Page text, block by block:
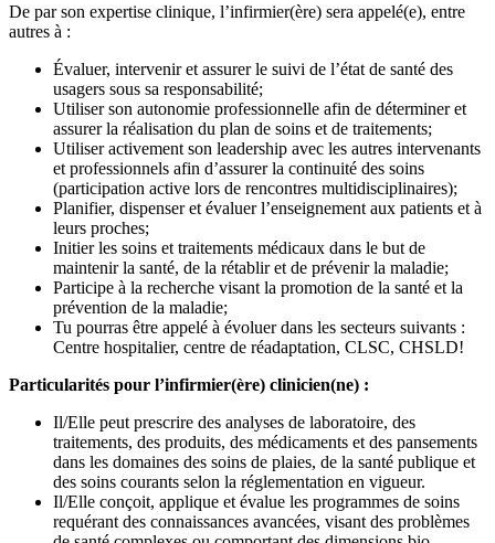
De par son expertise clinique, l’infirmier(ère) sera appelé(e), entre
autres à :
Évaluer, intervenir et assurer le suivi de l’état de santé des
usagers sous sa responsabilité;
Utiliser son autonomie professionnelle afin de déterminer et
assurer la réalisation du plan de soins et de traitements;
Utiliser activement son leadership avec les autres intervenants
et professionnels afin d’assurer la continuité des soins
(participation active lors de rencontres multidisciplinaires);
Planifier, dispenser et évaluer l’enseignement aux patients et à
leurs proches;
Initier les soins et traitements médicaux dans le but de
maintenir la santé, de la rétablir et de prévenir la maladie;
Participe à la recherche visant la promotion de la santé et la
prévention de la maladie;
Tu pourras être appelé à évoluer dans les secteurs suivants :
Centre hospitalier, centre de réadaptation, CLSC, CHSLD!
Particularités pour l’infirmier(ère) clinicien(ne) :
Il/Elle peut prescrire des analyses de laboratoire, des
traitements, des produits, des médicaments et des pansements
dans les domaines des soins de plaies, de la santé publique et
des soins courants selon la réglementation en vigueur.
Il/Elle conçoit, applique et évalue les programmes de soins
requérant des connaissances avancées, visant des problèmes